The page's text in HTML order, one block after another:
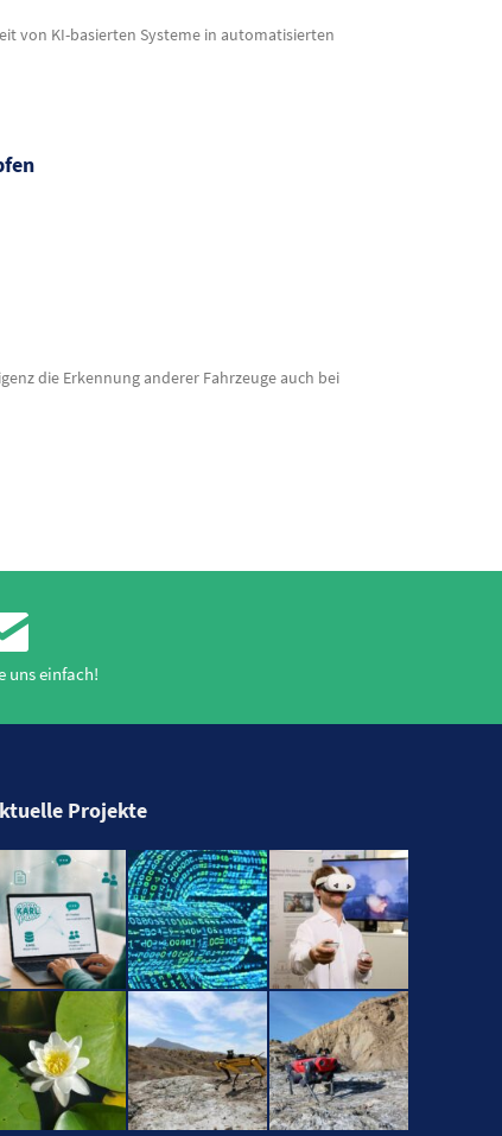
von KI-basierten Systeme in automatisierten
die Erkennung anderer Fahrzeuge auch bei
uns einfach!
Projekte